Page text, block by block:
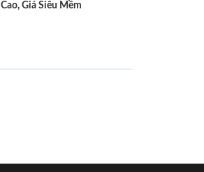
Cao, Giá Siêu Mềm